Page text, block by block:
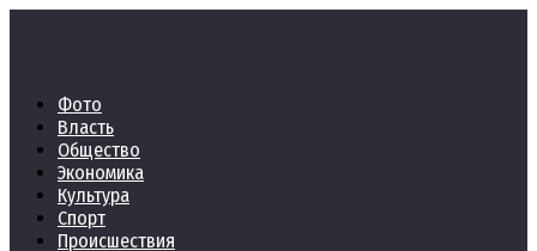
Фото
Власть
Общество
Экономика
Культура
Спорт
Происшествия